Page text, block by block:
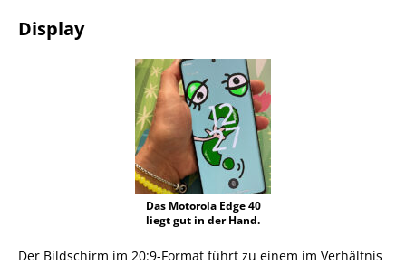
Display
Das Motorola Edge 40
liegt gut in der Hand.
Der Bildschirm im 20:9-Format führt zu einem im Verhältnis